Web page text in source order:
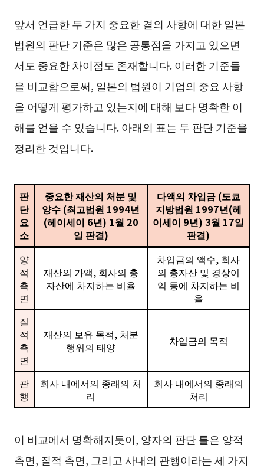
앞서 언급한 두 가지 중요한 결의 사항에 대한 일본
법원의 판단 기준은 많은 공통점을 가지고 있으면
서도 중요한 차이점도 존재합니다. 이러한 기준들
을 비교함으로써, 일본의 법원이 기업의 중요 사항
을 어떻게 평가하고 있는지에 대해 보다 명확한 이
해를 얻을 수 있습니다. 아래의 표는 두 판단 기준을
정리한 것입니다.
판
단
요
소
중요한 재산의 처분 및
양수 (최고법원 1994년
(헤이세이 6년) 1월 20
일 판결)
다액의 차입금 (도쿄
지방법원 1997년(헤
이세이 9년) 3월 17일
판결)
양
적
측
면
재산의 가액, 회사의 총
자산에 차지하는 비율
차입금의 액수, 회사
의 총자산 및 경상이
익 등에 차지하는 비
율
질
적
측
면
재산의 보유 목적, 처분
행위의 태양
차입금의 목적
관
행
회사 내에서의 종래의 처
리
회사 내에서의 종래의
처리
이 비교에서 명확해지듯이, 양자의 판단 틀은 양적
측면, 질적 측면, 그리고 사내의 관행이라는 세 가지